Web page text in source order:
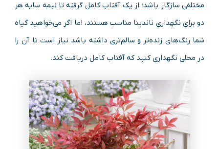
مختلفی سازگار باشد؛ از یک آفتاب کامل گرفته تا نیمه‌ سایه هر
دو برای نگهداری ناندینا مناسب هستند، اما اگر می‌خواهید گیاه
شما رنگ‌های زنده‌تر و سالم‌تری داشته باشد نیاز است تا آن را
در محلی نگهداری کنید که آفتاب کامل دریافت کند.